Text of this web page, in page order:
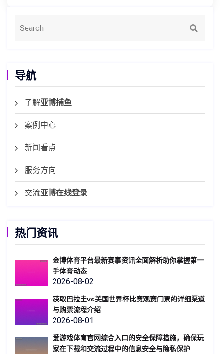
导航
了解亚博捕鱼
案例中心
新闻看点
服务方向
交流亚博在线登录
热门资讯
金博体育平台最新赛事资讯全面解析助你掌握第一
手体育动态
2026-08-02
获取巴拉圭vs美国世界杯比赛观赛门票的详细渠道
与购票流程介绍
2026-08-01
爱游戏体育官网综合入口的安全保障措施，确保玩
家在下载和交流过程中的信息安全与隐私保护